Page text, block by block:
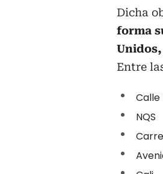
Dicha
forma
Entre
Calle
NQS